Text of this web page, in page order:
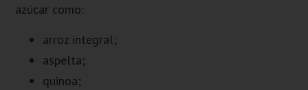
azúcar como:
arroz integral;
aspelta;
quinoa;